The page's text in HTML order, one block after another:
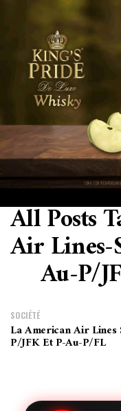
All Posts
Air Lines-
Au-P/
SOCIÉTÉ
La American Air Lines
P/JFK Et P-Au-P/FL